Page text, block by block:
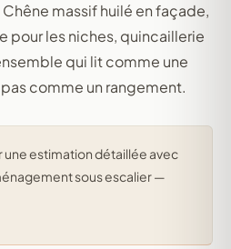
massif huilé en façade,
pour les niches, quincaillerie
qui lit comme une
comme un rangement.
une estimation détaillée avec
sous escalier —